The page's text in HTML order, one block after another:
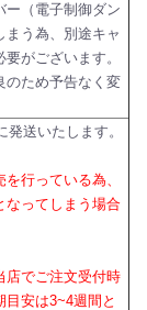
（電子制御ダン
まう為、別途キャ
がございます。
のため予告なく変
送いたします。
行っている為、
なってしまう場合
店でご注文受付時
安は3~4週間と